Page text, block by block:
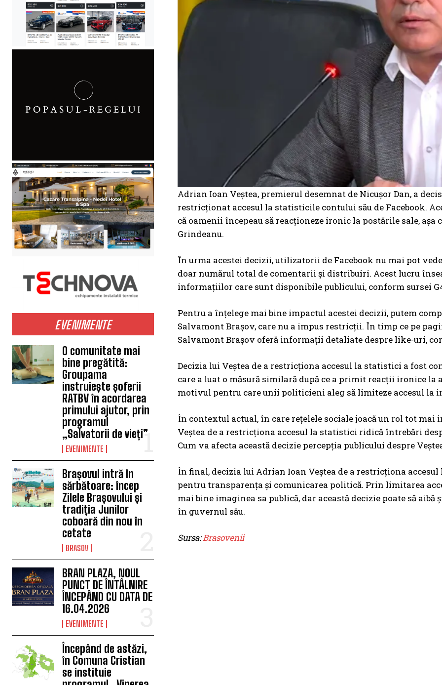
EVENIMENTE
O comunitate mai
bine pregătită:
Groupama
instruiește șoferii
RATBV în acordarea
primului ajutor, prin
programul
„Salvatorii de vieți”
EVENIMENTE
Brașovul intră în
sărbătoare: încep
Zilele Brașovului și
tradiția Junilor
coboară din nou în
cetate
BRASOV
BRAN PLAZA, NOUL
PUNCT DE ÎNTÂLNIRE
ÎNCEPÂND CU DATA DE
16.04.2026
EVENIMENTE
Începând de astăzi,
în Comuna Cristian
se instituie
Adrian Ioan Veștea, premierul desemnat de Nicușor Dan, a
restricționat accesul la statisticile contului său de Facebook.
că oamenii începeau să reacționeze ironic la postările sale, așa
Grindeanu.
În urma acestei decizii, utilizatorii de Facebook nu mai pot
doar numărul total de comentarii și distribuiri. Acest lucru
informațiilor care sunt disponibile publicului, conform sursei
Pentru a înțelege mai bine impactul acestei decizii, putem
Salvamont Brașov, care nu a impus restricții. În timp ce pe
Salvamont Brașov oferă informații detaliate despre like-uri,
Decizia lui Veștea de a restricționa accesul la statistici a fost
care a luat o măsură similară după ce a primit reacții ironice
motivul pentru care unii politicieni aleg să limiteze accesul la
În contextul actual, în care rețelele sociale joacă un rol tot
Veștea de a restricționa accesul la statistici ridică întrebări
Cum va afecta această decizie percepția publicului despre
În final, decizia lui Adrian Ioan Veștea de a restricționa
pentru transparența și comunicarea politică. Prin limitarea
mai bine imaginea sa publică, dar această decizie poate să
în guvernul său.
Sursa:Brasovenii